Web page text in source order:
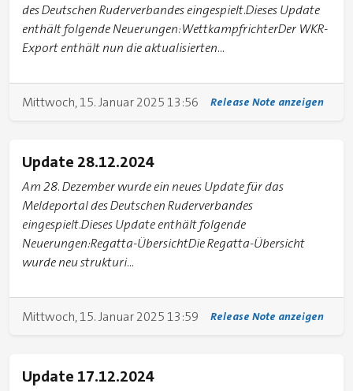
des Deutschen Ruderverbandes eingespielt.Dieses Update
enthält folgende Neuerungen:WettkampfrichterDer WKR-
Export enthält nun die aktualisierten...
Mittwoch, 15. Januar 2025 13:56 Release Note anzeigen
Update 28.12.2024
Am 28. Dezember wurde ein neues Update für das
Meldeportal des Deutschen Ruderverbandes
eingespielt.Dieses Update enthält folgende
Neuerungen:Regatta-ÜbersichtDie Regatta-Übersicht
wurde neu strukturi...
Mittwoch, 15. Januar 2025 13:59 Release Note anzeigen
Update 17.12.2024